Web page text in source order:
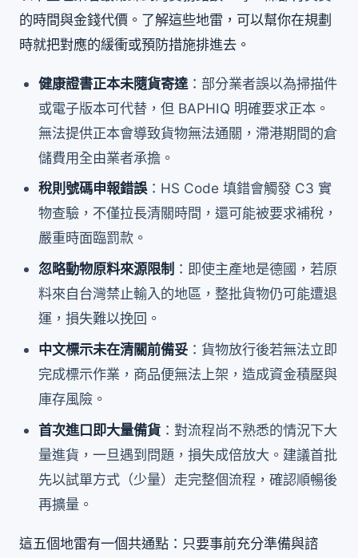
的時間與金錢代價。了解這些地雷，可以幫你在規劃
時就把對應的緩衝或預防措施排進去。
健康證書正本未隨貨寄達 ：部分業者誤以為掃描件
或電子版本可代替，但 BAPHIQ 明確要求正本。
無法提供正本會導致貨物無法通關，滯港期間的倉
儲費用全由業者承擔。
稅則號碼申報錯誤：HS Code 填錯會觸發 C3 實
物查驗，不僅拉長清關時間，還可能被要求補稅，
嚴重時面臨罰款。
忽略動物原料來源限制 ：即使主產地是德國，若原
料來自台灣禁止輸入的地區，整批貨物仍可能遭退
運，損失難以挽回。
中文標示未在清關前備妥 ：貨物放行後若無法立即
完成標示作業，商品便無法上架，造成資金積壓與
庫存風險。
首次進口即大量備貨 ：對流程尚不熟悉的情況下大
量進貨，一旦遇到問題，損失成倍放大。建議首批
先以試單方式（少量）走完整個流程，確認順暢後
再擴量。
這五個地雷有一個共通點：只要事前充分準備與諮